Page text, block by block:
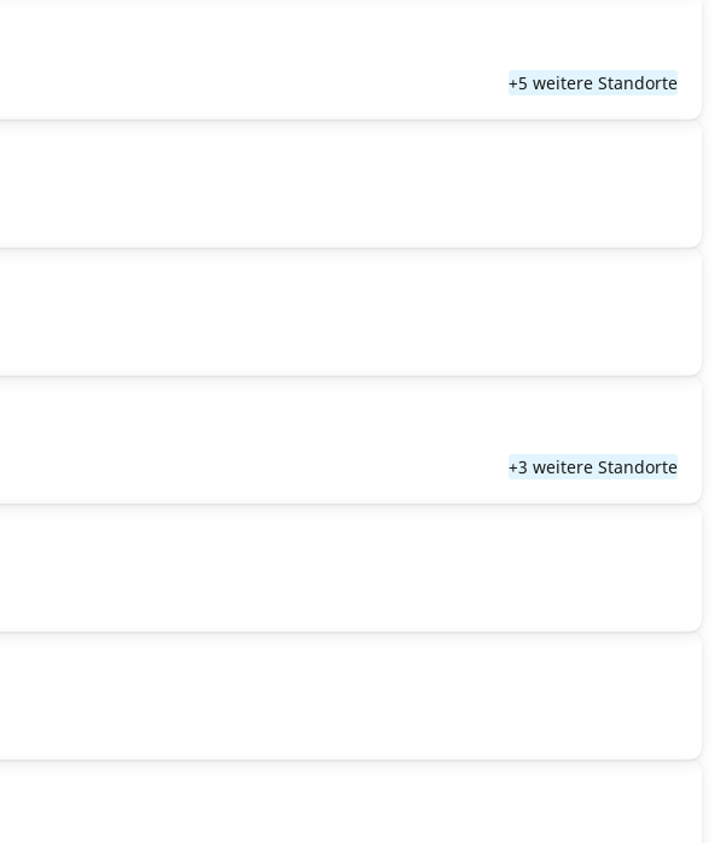
+5 weitere Standorte
+3 weitere Standorte